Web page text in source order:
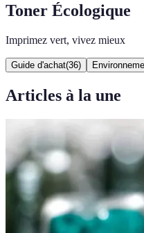
Toner Écologique
Imprimez vert, vivez mieux
Guide d'achat(36)
Articles à la une